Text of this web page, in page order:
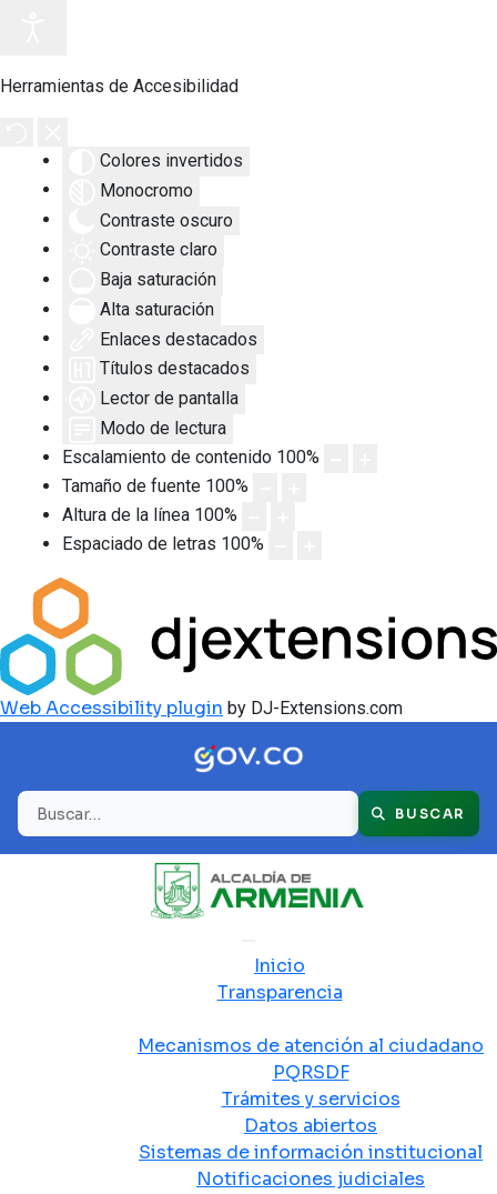
Herramientas de Accesibilidad
Colores invertidos
Monocromo
Contraste oscuro
Contraste claro
Baja saturación
Alta saturación
Enlaces destacados
Títulos destacados
Lector de pantalla
Modo de lectura
Escalamiento de contenido 100%
Tamaño de fuente 100%
Altura de la línea 100%
Espaciado de letras 100%
Web Accessibility plugin by DJ-Extensions.com
Buscar BUSCAR
Inicio
Transparencia
Mecanismos de atención al ciudadano
PQRSDF
Trámites y servicios
Datos abiertos
Sistemas de información institucional
Notificaciones judiciales